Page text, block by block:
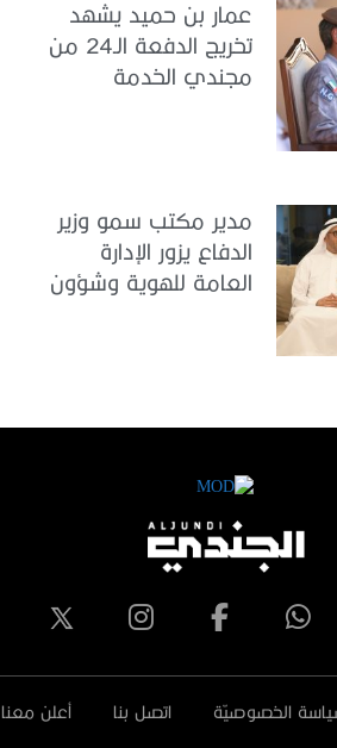
عمار بن حميد يشهد
تخريج الدفعة الـ24 من
مجندي الخدمة
مدير مكتب سمو وزير
الدفاع يزور الإدارة
العامة للهوية وشؤون
الخصوصيّة اتصل بنا أعلن معنا